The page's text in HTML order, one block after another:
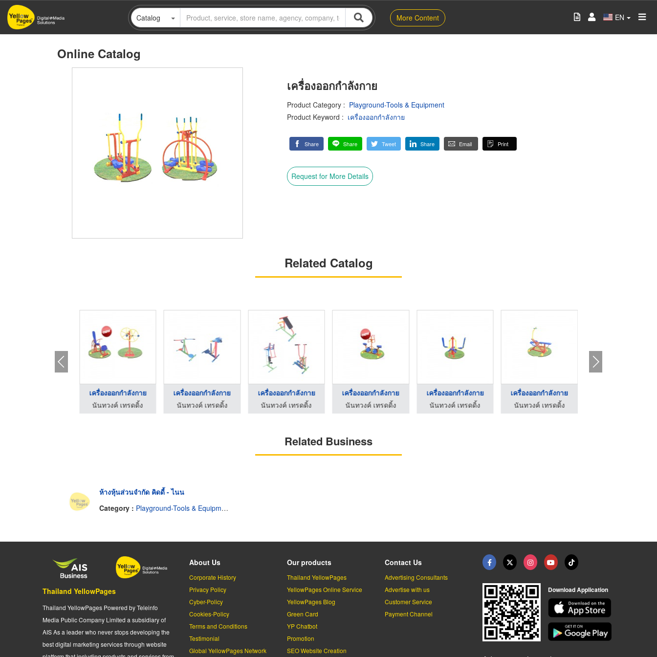
Skip
main
Catalog More Content EN
Online Catalog
เครื่องออกกำลังกาย
Product Category : Playground-Tools & Equipment
Product Keyword : เครื่องออกกำลังกาย
Share Share Tweet Share Email Print
Request for More Details
Related Catalog
เครื่องออกกำลังกาย
นันทวงค์ เทรดดิ้ง
เครื่องออกกำลังกาย
นันทวงค์ เทรดดิ้ง
เครื่องออกกำลังกาย
นันทวงค์ เทรดดิ้ง
เครื่องออกกำลังกาย
นันทวงค์ เทรดดิ้ง
เครื่องออกกำลังกาย
นันทวงค์ เทรดดิ้ง
เครื่องออกกำลังกาย
นันทวงค์ เทรดดิ้ง
Related Business
ห้างหุ้นส่วนจำกัด คิดดี้ - ไนน
Category : Playground-Tools & Equipment
Thailand YellowPages
Thailand YellowPages Powered by Teleinfo
Media Public Company Limited a subsidiary of
AIS As a leader who never stops developing the
best digital marketing services through website
About Us
Corporate History
Privacy Policy
Cyber-Policy
Cookies-Policy
Terms and Conditions
Testimonial
Global YellowPages Network
Our products
Thailand YellowPages
YellowPages Online Service
YellowPages Blog
Green Card
YP Chatbot
Promotion
SEO Website Creation
Contact Us
Advertising Consultants
Advertise with us
Customer Service
Payment Channel
Download Application